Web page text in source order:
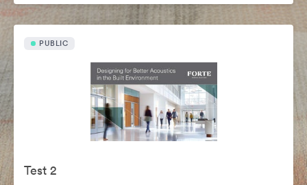
PUBLIC
Test 2